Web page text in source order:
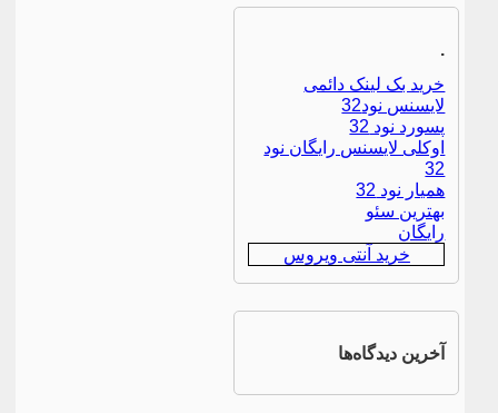
.
خرید بک لینک دائمی
لایسنس نود32
پسورد نود 32
اوکلی لایسنس رایگان نود
32
همیار نود 32
بهترین سئو
رایگان
خرید آنتی ویروس
آخرین دیدگاه‌ها